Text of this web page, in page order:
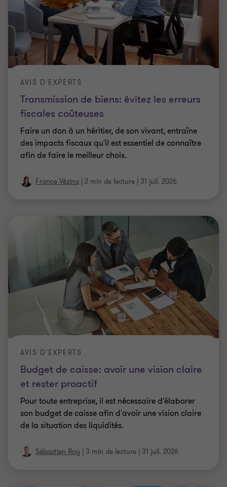
Transmission de biens: évitez les erreurs
fiscales coûteuses
AVIS D'EXPERTS
Faire un don à un héritier, de son vivant, entraîne
des impacts fiscaux qu'il est essentiel de connaître
afin de faire le meilleur choix.
France Vézina | 2 min de lecture | 31 juil. 2026
Budget de caisse: avoir une vision claire
et rester proactif
AVIS D'EXPERTS
Pour toute entreprise, il est nécessaire d'élaborer
son budget de caisse afin d'avoir une vision claire
de la situation des liquidités.
Sébastien Roy | 3 min de lecture | 31 juil. 2026